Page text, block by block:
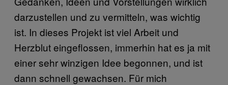
darzustellen und zu vermitteln, was wichtig
ist. In dieses Projekt ist viel Arbeit und
Herzblut eingeflossen, immerhin hat es ja mit
einer sehr winzigen Idee begonnen, und ist
dann schnell gewachsen. Für mich